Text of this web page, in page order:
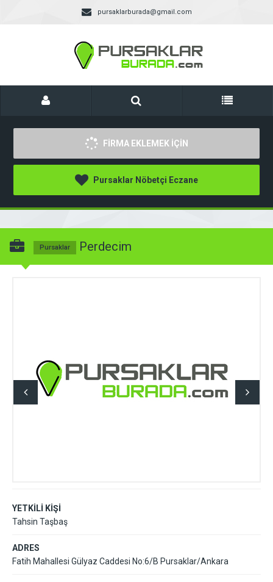
pursaklarburada@gmail.com
FİRMA EKLEMEK İÇİN
Pursaklar Nöbetçi Eczane
Pursaklar Perdecim
YETKİLİ KİŞİ
Tahsin Taşbaş
ADRES
Fatih Mahallesi Gülyaz Caddesi No:6/B Pursaklar/Ankara